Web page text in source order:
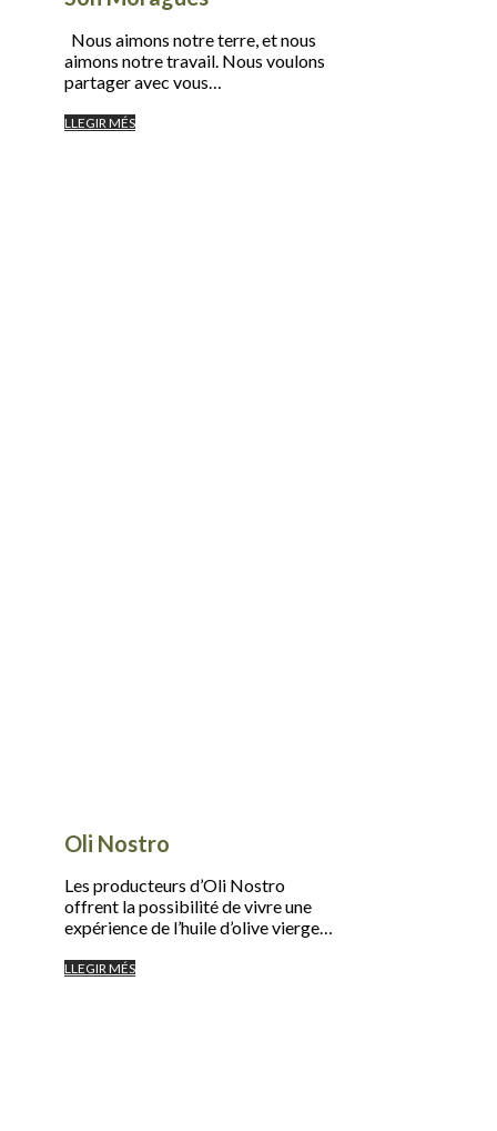
Nous aimons notre terre, et nous
aimons notre travail. Nous voulons
partager avec vous…
LLEGIR MÉS
Oli Nostro
Les producteurs d’Oli Nostro
offrent la possibilité de vivre une
expérience de l’huile d’olive vierge…
LLEGIR MÉS